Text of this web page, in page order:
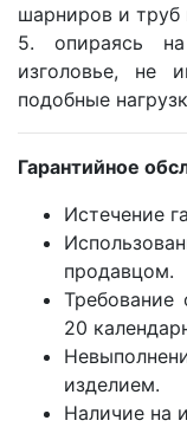
шарниров и труб
5. опираясь
изголовье, не
подобные
Гарантийное
Истечение
продавцом.
Требование
20
изделием.
Наличие на